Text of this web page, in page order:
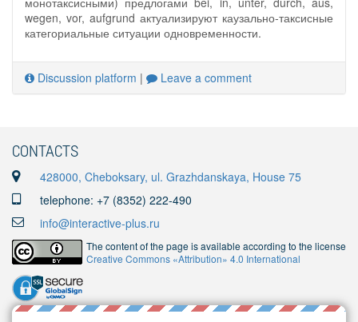
wegen, vor, aufgrund актуализируют каузально-таксисные
категориальные ситуации одновременности.
Discussion platform | Leave a comment
CONTACTS
428000, Cheboksary, ul. Grazhdanskaya, House 75
telephone: +7 (8352) 222-490
info@interactive-plus.ru
The content of the page is available according to the license
Creative Commons «Attribution» 4.0 International